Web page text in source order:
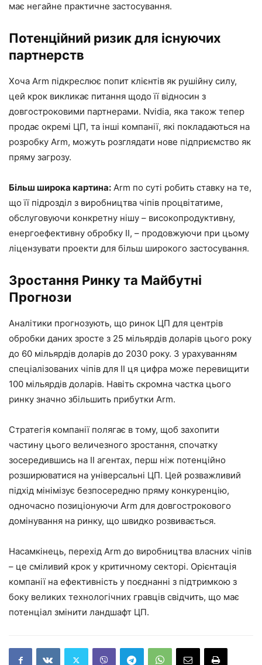
має негайне практичне застосування.
Потенційний ризик для існуючих
партнерств
Хоча Arm підкреслює попит клієнтів як рушійну силу,
цей крок викликає питання щодо її відносин з
довгостроковими партнерами. Nvidia, яка також тепер
продає окремі ЦП, та інші компанії, які покладаються на
розробку Arm, можуть розглядати нове підприємство як
пряму загрозу.
Більш широка картина: Arm по суті робить ставку на те,
що її підрозділ з виробництва чіпів процвітатиме,
обслуговуючи конкретну нішу – високопродуктивну,
енергоефективну обробку ІІ, – продовжуючи при цьому
ліцензувати проекти для більш широкого застосування.
Зростання Ринку та Майбутні
Прогнози
Аналітики прогнозують, що ринок ЦП для центрів
обробки даних зросте з 25 мільярдів доларів цього року
до 60 мільярдів доларів до 2030 року. З урахуванням
спеціалізованих чіпів для ІІ ця цифра може перевищити
100 мільярдів доларів. Навіть скромна частка цього
ринку значно збільшить прибутки Arm.
Стратегія компанії полягає в тому, щоб захопити
частину цього величезного зростання, спочатку
зосередившись на ІІ агентах, перш ніж потенційно
розширюватися на універсальні ЦП. Цей розважливий
підхід мінімізує безпосередню пряму конкуренцію,
одночасно позиціонуючи Arm для довгострокового
домінування на ринку, що швидко розвивається.
Насамкінець, перехід Arm до виробництва власних чіпів
– це сміливий крок у критичному секторі. Орієнтація
компанії на ефективність у поєднанні з підтримкою з
боку великих технологічних гравців свідчить, що має
потенціал змінити ландшафт ЦП.